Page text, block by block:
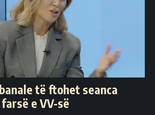
të ftohet seanca
e VV-së